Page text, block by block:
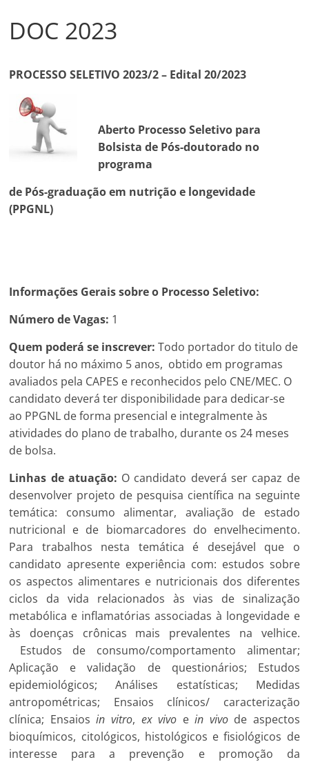
DOC 2023
PROCESSO SELETIVO 2023/2 – Edital 20/2023
Aberto Processo Seletivo para
Bolsista de Pós-doutorado no
programa
de Pós-graduação em nutrição e longevidade
(PPGNL)
Informações Gerais sobre o Processo Seletivo:
Número de Vagas: 1
Quem poderá se inscrever: Todo portador do titulo de
doutor há no máximo 5 anos, obtido em programas
avaliados pela CAPES e reconhecidos pelo CNE/MEC. O
candidato deverá ter disponibilidade para dedicar-se
ao PPGNL de forma presencial e integralmente às
atividades do plano de trabalho, durante os 24 meses
de bolsa.
Linhas de atuação: O candidato deverá ser capaz de
desenvolver projeto de pesquisa científica na seguinte
temática: consumo alimentar, avaliação de estado
nutricional e de biomarcadores do envelhecimento.
Para trabalhos nesta temática é desejável que o
candidato apresente experiência com: estudos sobre
os aspectos alimentares e nutricionais dos diferentes
ciclos da vida relacionados às vias de sinalização
metabólica e inflamatórias associadas à longevidade e
às doenças crônicas mais prevalentes na velhice.
Estudos de consumo/comportamento alimentar;
Aplicação e validação de questionários; Estudos
epidemiológicos; Análises estatísticas; Medidas
antropométricas; Ensaios clínicos/ caracterização
clínica; Ensaiosin vitro, ex vivo ein vivode aspectos
bioquímicos, citológicos, histológicos e fisiológicos de
interesse para a prevenção e promoção da